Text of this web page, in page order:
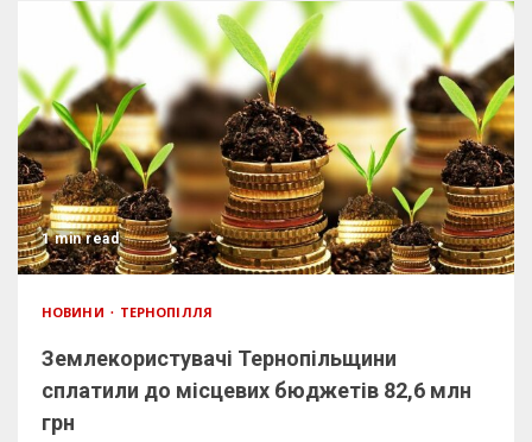
1 min read
НОВИНИ ТЕРНОПІЛЛЯ
Землекористувачі Тернопільщини
сплатили до місцевих бюджетів 82,6 млн
грн